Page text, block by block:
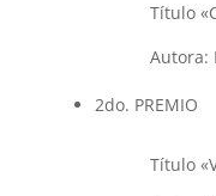
Título
Autora:
2do. PREMIO
Título